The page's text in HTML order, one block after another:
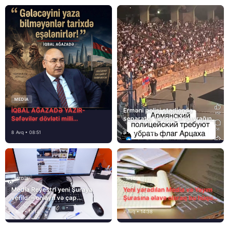
MEDİA
İQBAL AĞAZADƏ YAZIR-
Səfəvilər dövləti milli
8 Avq • 08:51
Erməni polisi stadionda
separatçı “Artsax”ın bayrağını
müsadirə etdi və…
8 Avq • 08:39
MEDİA
Media Reyestri yeni Şuraya
verildi – onlayn və çap
mediasını nə gözləyir?
7 Avq • 15:14
MEDİA
Yeni yaradılan Media və Yayım
Şurasına əlavə olaraq bu hüquq
və vəzifələr də verilib
7 Avq • 14:38